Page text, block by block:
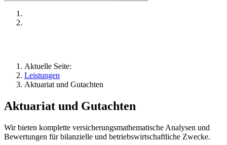
Aktuelle Seite:
Leistungen
Aktuariat und Gutachten
Aktuariat und Gutachten
Wir bieten komplette versicherungsmathematische Analysen und
Bewertungen für bilanzielle und betriebswirtschaftliche Zwecke.